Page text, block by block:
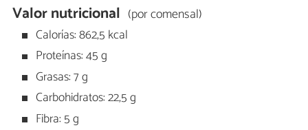
Valor nutricional (por comensal)
Calorías: 862,5 kcal
Proteínas: 45 g
Grasas: 7 g
Carbohidratos: 22,5 g
Fibra: 5 g